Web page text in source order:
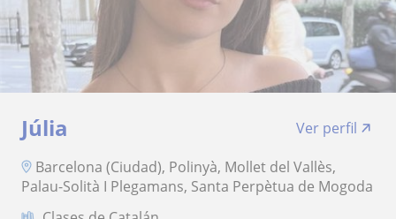
Júlia
Ver perfil
Barcelona (Ciudad), Polinyà, Mollet del Vallès,
Palau-Solità I Plegamans, Santa Perpètua de Mogoda